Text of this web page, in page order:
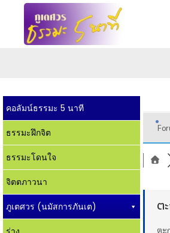
คอลัมน์ธรรมะ 5 นาที
ธรรมะฝึกจิต
ธรรมะโดนใจ
จิตตภาวนา
ภูเตศวร (นมัสการภันเต) ต
ตะ